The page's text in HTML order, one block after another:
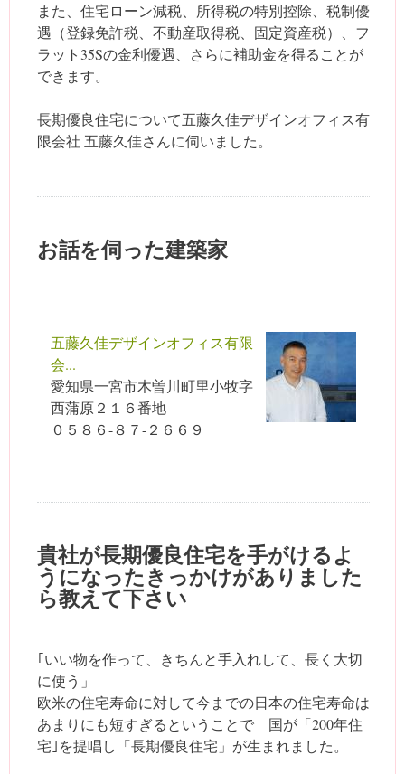
また、住宅ローン減税、所得税の特別控除、税制優
遇（登録免許税、不動産取得税、固定資産税）、フ
ラット35Sの金利優遇、さらに補助金を得ることが
できます。
長期優良住宅について五藤久佳デザインオフィス有
限会社 五藤久佳さんに伺いました。
お話を伺った建築家
五藤久佳デザインオフィス有限
会...
愛知県一宮市木曽川町里小牧字
西蒲原２１６番地
０５８６-８７-２６６９
貴社が長期優良住宅を手がけるよ
うになったきっかけがありました
ら教えて下さい
｢いい物を作って、きちんと手入れして、長く大切
に使う」
欧米の住宅寿命に対して今までの日本の住宅寿命は
あまりにも短すぎるということで 国が「200年住
宅｣を提唱し「長期優良住宅」が生まれました。